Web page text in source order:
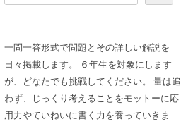
一問一答形式で問題とその詳しい解説を
日々掲載します。 ６年生を対象にします
が、どなたでも挑戦してください。 量は追
わず、じっくり考えることをモットーに応
用力やていねいに書く力を養っていきま